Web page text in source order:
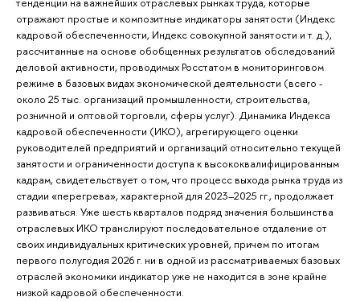
отражают простые и композитные индикаторы занятости (Индекс
кадровой обеспеченности, Индекс совокупной занятости и т. д.),
рассчитанные на основе обобщенных результатов обследований
деловой активности, проводимых Росстатом в мониторинговом
режиме в базовых видах экономической деятельности (всего -
около 25 тыс. организаций промышленности, строительства,
розничной и оптовой торговли, сферы услуг). Динамика Индекса
кадровой обеспеченности (ИКО), агрегирующего оценки
руководителей предприятий и организаций относительно текущей
занятости и ограниченности доступа к высококвалифицированным
кадрам, свидетельствует о том, что процесс выхода рынка труда из
стадии «перегрева», характерной для 2023–2025 гг., продолжает
развиваться. Уже шесть кварталов подряд значения большинства
отраслевых ИКО транслируют последовательное отдаление от
своих индивидуальных критических уровней, причем по итогам
первого полугодия 2026 г. ни в одной из рассматриваемых базовых
отраслей экономики индикатор уже не находится в зоне крайне
низкой кадровой обеспеченности.